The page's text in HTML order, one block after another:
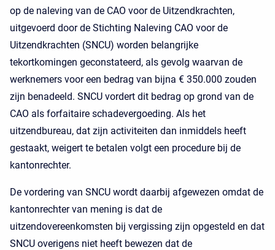
op de naleving van de CAO voor de Uitzendkrachten,
uitgevoerd door de Stichting Naleving CAO voor de
Uitzendkrachten (SNCU) worden belangrijke
tekortkomingen geconstateerd, als gevolg waarvan de
werknemers voor een bedrag van bijna € 350.000 zouden
zijn benadeeld. SNCU vordert dit bedrag op grond van de
CAO als forfaitaire schadevergoeding. Als het
uitzendbureau, dat zijn activiteiten dan inmiddels heeft
gestaakt, weigert te betalen volgt een procedure bij de
kantonrechter.
De vordering van SNCU wordt daarbij afgewezen omdat de
kantonrechter van mening is dat de
uitzendovereenkomsten bij vergissing zijn opgesteld en dat
SNCU overigens niet heeft bewezen dat de